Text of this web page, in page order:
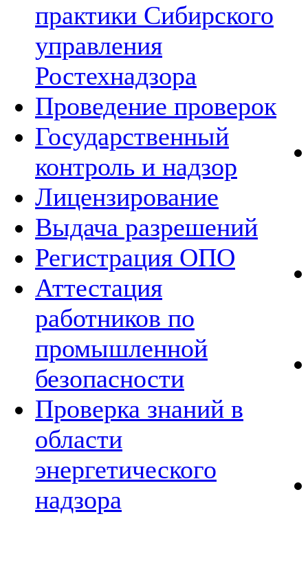
практики Сибирского
управления
Ростехнадзора
Проведение проверок
Государственный
контроль и надзор
Лицензирование
Выдача разрешений
Регистрация ОПО
Аттестация
работников по
промышленной
безопасности
Проверка знаний в
области
энергетического
надзора